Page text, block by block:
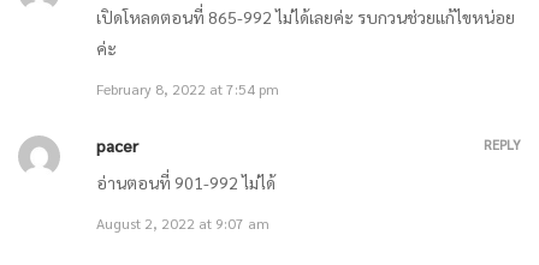
ตอนที่ 794 เป็นศัตรูกับทั้งโลก / ตอนที่ 795 ระบบทำลายตัวเอง
ตอนที่ 792 จุดจบของตระกูลเฮ่อหลาน / ตอนที่ 793 โลกกำลังจะถึงจุดจบ
March 14, 2021
เปิดโหลดตอนที่ 865-992 ไม่ได้เลยค่ะ รบกวนช่วยแก้ไขหน่อย
ค่ะ
February 8, 2022 at 7:54 pm
pacer
อ่านตอนที่ 901-992 ไม่ได้
August 2, 2022 at 9:07 am
REPLY